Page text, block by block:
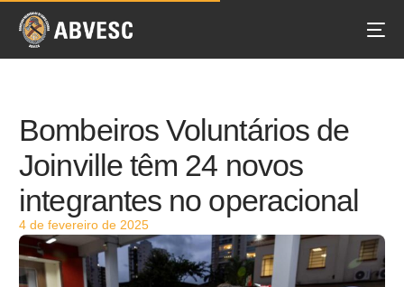
Bombeiros Voluntários de
Joinville têm 24 novos
integrantes no operacional
4 de fevereiro de 2025